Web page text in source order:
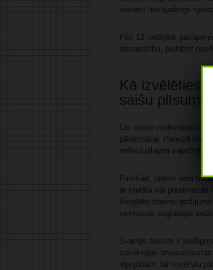
novērst nevajadzīgu
Pēc 12 nedēļām
aizsardzība, palīdzot
Kā izvēlēties
saišu
Lai ortoze nodrošinātu
pārdomātai. Pareizā
individuālajām vajadzībām.
Pirmkārt, jāņem vērā
ar metāla vai plastmasas
Vieglāku traumu
vienlaikus saglabājot
Svarīgs faktors ir
sākotnējās
elpojošam, lai novērstu